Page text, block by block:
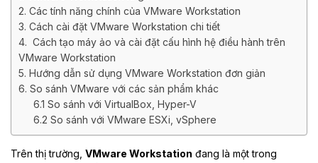
2. Các tính năng chính của VMware Workstation
3. Cách cài đặt VMware Workstation chi tiết
4. Cách tạo máy ảo và cài đặt cấu hình hệ điều hành trên
VMware Workstation
5. Hướng dẫn sử dụng VMware Workstation đơn giản
6. So sánh VMware với các sản phẩm khác
6.1 So sánh với VirtualBox, Hyper-V
6.2 So sánh với VMware ESXi, vSphere
Trên thị trường, VMware Workstation đang là một trong